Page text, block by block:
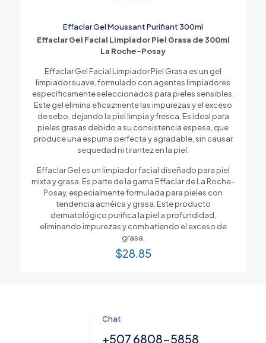
Effaclar Gel Moussant Purifiant 300ml
Effaclar Gel Facial Limpiador Piel Grasa de 300ml
La Roche-Posay
Effaclar Gel Facial Limpiador Piel Grasa es un gel
limpiador suave, formulado con agentes limpiadores
específicamente seleccionados para pieles sensibles.
Este gel elimina eficazmente las impurezas y el exceso
de sebo, dejando la piel limpia y fresca. Es ideal para
pieles grasas debido a su consistencia espesa, que
produce una espuma perfecta y agradable, sin causar
sequedad ni tirantez en la piel.
Effaclar Gel es un limpiador facial diseñado para piel
mixta y grasa. Es parte de la gama Effaclar de La Roche-
Posay, especialmente formulada para pieles con
tendencia acnéica y grasa. Este producto
dermatológico purifica la piel a profundidad,
eliminando impurezas y combatiendo el exceso de
grasa.
$28.85
Chat
+507 6808-5858